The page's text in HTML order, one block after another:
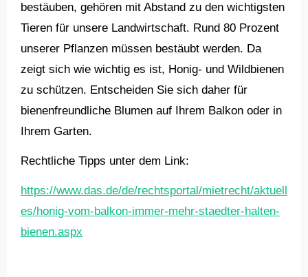
bestäuben, gehören mit Abstand zu den wichtigsten
Tieren für unsere Landwirtschaft. Rund 80 Prozent
unserer Pflanzen müssen bestäubt werden. Da
zeigt sich wie wichtig es ist, Honig- und Wildbienen
zu schützen. Entscheiden Sie sich daher für
bienenfreundliche Blumen auf Ihrem Balkon oder in
Ihrem Garten.
Rechtliche Tipps unter dem Link:
https://www.das.de/de/rechtsportal/mietrecht/aktuell
es/honig-vom-balkon-immer-mehr-staedter-halten-
bienen.aspx